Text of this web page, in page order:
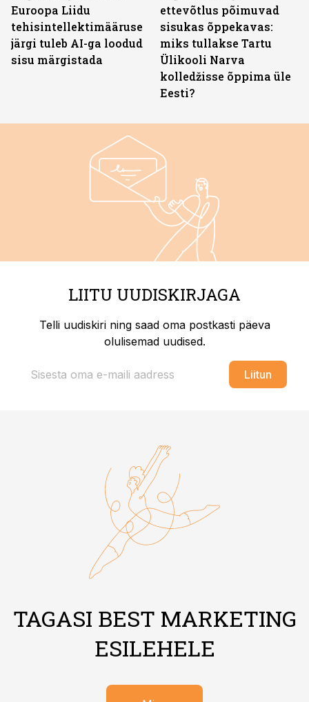
Euroopa Liidu
tehisintellektimääruse
järgi tuleb AI-ga loodud
sisu märgistada
ettevõtlus põimuvad
sisukas õppekavas:
miks tullakse Tartu
Ülikooli Narva
kolledžisse õppima üle
Eesti?
LIITU UUDISKIRJAGA
Telli uudiskiri ning saad oma postkasti päeva
olulisemad uudised.
Liitun
TAGASI BEST MARKETING
ESILEHELE